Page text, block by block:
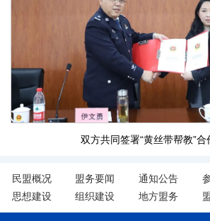
双方共同签署“黄丝带帮教”合
民盟概况 盟务要闻 通知公告
思想建设
组织建设 地方盟务